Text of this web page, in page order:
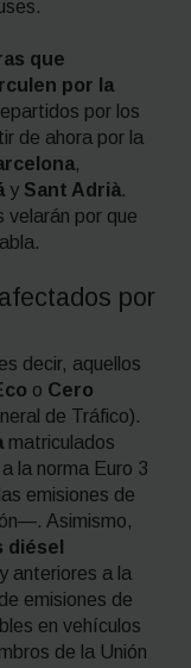
que
por la
por los
de ahora por la
,
y Sant Adrià.
velarán por que
por
decir, aquellos
o Cero
de Tráfico).
matriculados
la norma Euro 3
emisiones de
Asimismo,
diésel
anteriores a la
emisiones de
en vehículos
de la Unión